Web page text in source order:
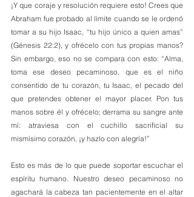
¡Y que coraje y resolución requiere esto! Crees que
Abraham fue probado al límite cuando se le ordenó
tomar a su hijo Isaac, “tu hijo único a quien amas”
(Génesis 22:2), y ofrécelo con tus propias manos?
Sin embargo, eso no se compara con esto: “Alma,
toma ese deseo pecaminoso, que es el niño
consentido de tu corazón, tu Isaac, el pecado del
que pretendes obtener el mayor placer. Pon tus
manos sobre él y ofrécelo; derrama su sangre ante
mí: atraviesa con el cuchillo sacrificial su
mismísimo corazón, ¡y hazlo con alegría!”
Esto es más de lo que puede soportar escuchar el
espíritu humano. Nuestro deseo pecaminoso no
agachará la cabeza tan pacientemente en el altar